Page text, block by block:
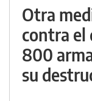
Otra
contra el
800
su